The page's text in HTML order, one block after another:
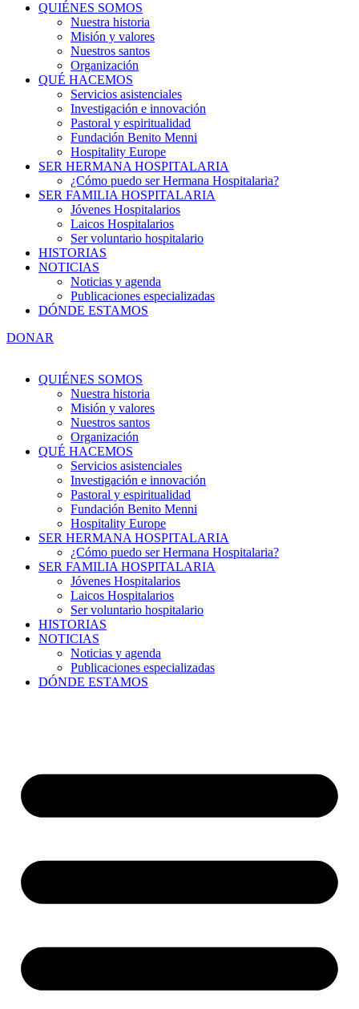
QUIÉNES SOMOS
Nuestra historia
Misión y valores
Nuestros santos
Organización
QUÉ HACEMOS
Servicios asistenciales
Investigación e innovación
Pastoral y espiritualidad
Fundación Benito Menni
Hospitality Europe
SER HERMANA HOSPITALARIA
¿Cómo puedo ser Hermana Hospitalaria?
SER FAMILIA HOSPITALARIA
Jóvenes Hospitalarios
Laicos Hospitalarios
Ser voluntario hospitalario
HISTORIAS
NOTICIAS
Noticias y agenda
Publicaciones especializadas
DÓNDE ESTAMOS
DONAR
QUIÉNES SOMOS
Nuestra historia
Misión y valores
Nuestros santos
Organización
QUÉ HACEMOS
Servicios asistenciales
Investigación e innovación
Pastoral y espiritualidad
Fundación Benito Menni
Hospitality Europe
SER HERMANA HOSPITALARIA
¿Cómo puedo ser Hermana Hospitalaria?
SER FAMILIA HOSPITALARIA
Jóvenes Hospitalarios
Laicos Hospitalarios
Ser voluntario hospitalario
HISTORIAS
NOTICIAS
Noticias y agenda
Publicaciones especializadas
DÓNDE ESTAMOS